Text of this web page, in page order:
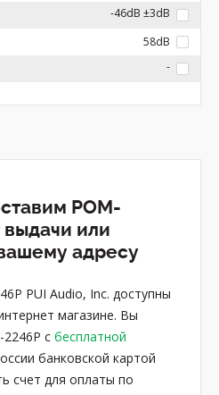
-46dB ±3dB
58dB
-
POM-
выдачи или
адресу
PUI Audio, Inc. доступны
магазине. Вы
с бесплатной
банковской картой
счет для оплаты по